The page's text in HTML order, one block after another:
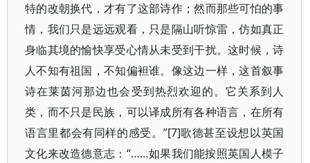
特的改朝换代，才有了这部诗作；然而那些可怕的事
情，我们只是远远观看，只是隔山听惊雷，仿如真正
身临其境的愉快享受心情从未受到干扰。这时候，诗
人不知有祖国，不知偏袒谁。像这边一样，这首叙事
诗在莱茵河那边也会受到热烈欢迎的。它关系到人
类，而不只是民族，可以译成所有各种语言，在所有
语言里都会有同样的感受。”[7]歌德甚至设想以英国
文化来改造德意志：“……如果我们能按照英国人模子